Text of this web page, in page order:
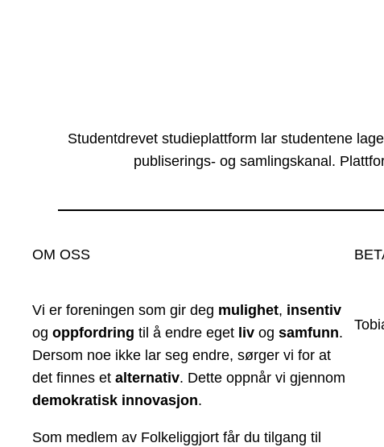
Studentdrevet studieplattform lar studentene
publiserings- og samlingskanal.
OM OSS
Vi er foreningen som gir deg mulighet, insentiv
og oppfordring til å endre eget liv og samfunn.
Dersom noe ikke lar seg endre, sørger vi for at
det finnes et alternativ. Dette oppnår vi gjennom
demokratisk innovasjon.
Som medlem av Folkeliggjort får du tilgang til